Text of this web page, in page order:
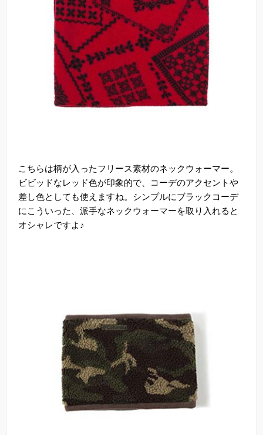
こちらは柄が入ったフリース素材のネックウォーマー。
ビビッドなレッド色が印象的で、コーデのアクセントや
差し色としても使えますね。シンプルにブラックコーデ
にこういった、派手なネックウォーマーを取り入れると
オシャレですよ♪